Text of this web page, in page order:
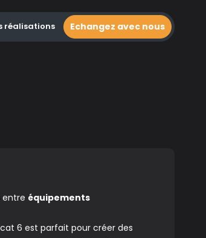
réalisations Echangez avec nous
entre équipements
6 est parfait pour créer des